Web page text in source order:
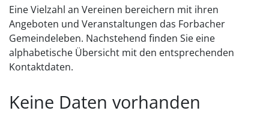
Eine Vielzahl an Vereinen bereichern mit ihren
Angeboten und Veranstaltungen das Forbacher
Gemeindeleben. Nachstehend finden Sie eine
alphabetische Übersicht mit den entsprechenden
Kontaktdaten.
Keine Daten vorhanden